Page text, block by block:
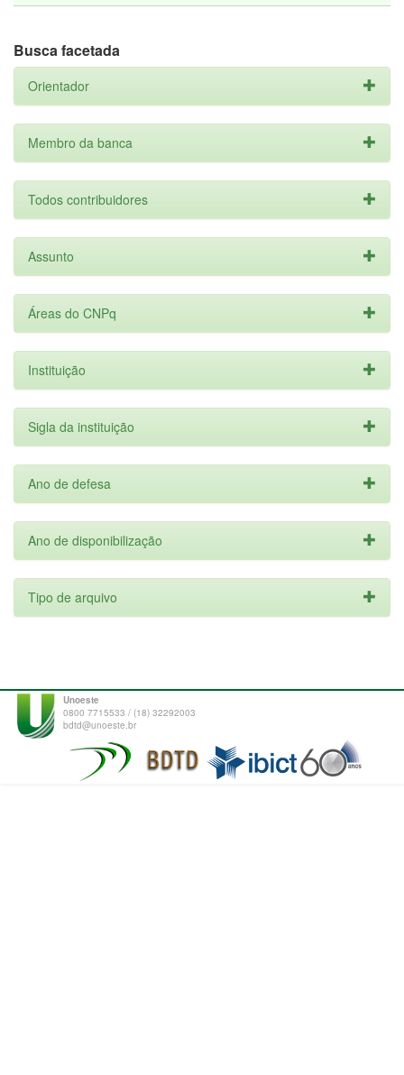
Busca facetada
Orientador
Membro da banca
Todos contribuidores
Assunto
Áreas do CNPq
Instituição
Sigla da instituição
Ano de defesa
Ano de disponibilização
Tipo de arquivo
Unoeste
0800 7715533 / (18) 32292003
bdtd@unoeste.br